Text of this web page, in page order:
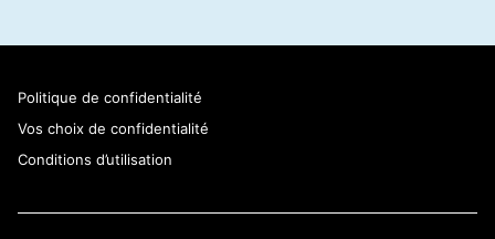
Politique de confidentialité
Vos choix de confidentialité
Conditions d’utilisation